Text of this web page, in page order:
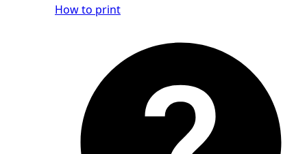
How to print